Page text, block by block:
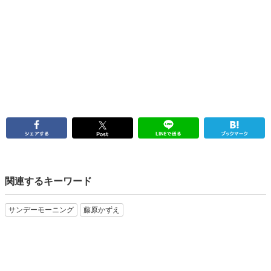
関連するキーワード
サンデーモーニング 藤原かずえ